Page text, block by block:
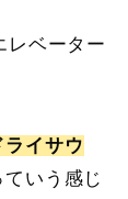
レベーター
ライサウ
ていう感じ